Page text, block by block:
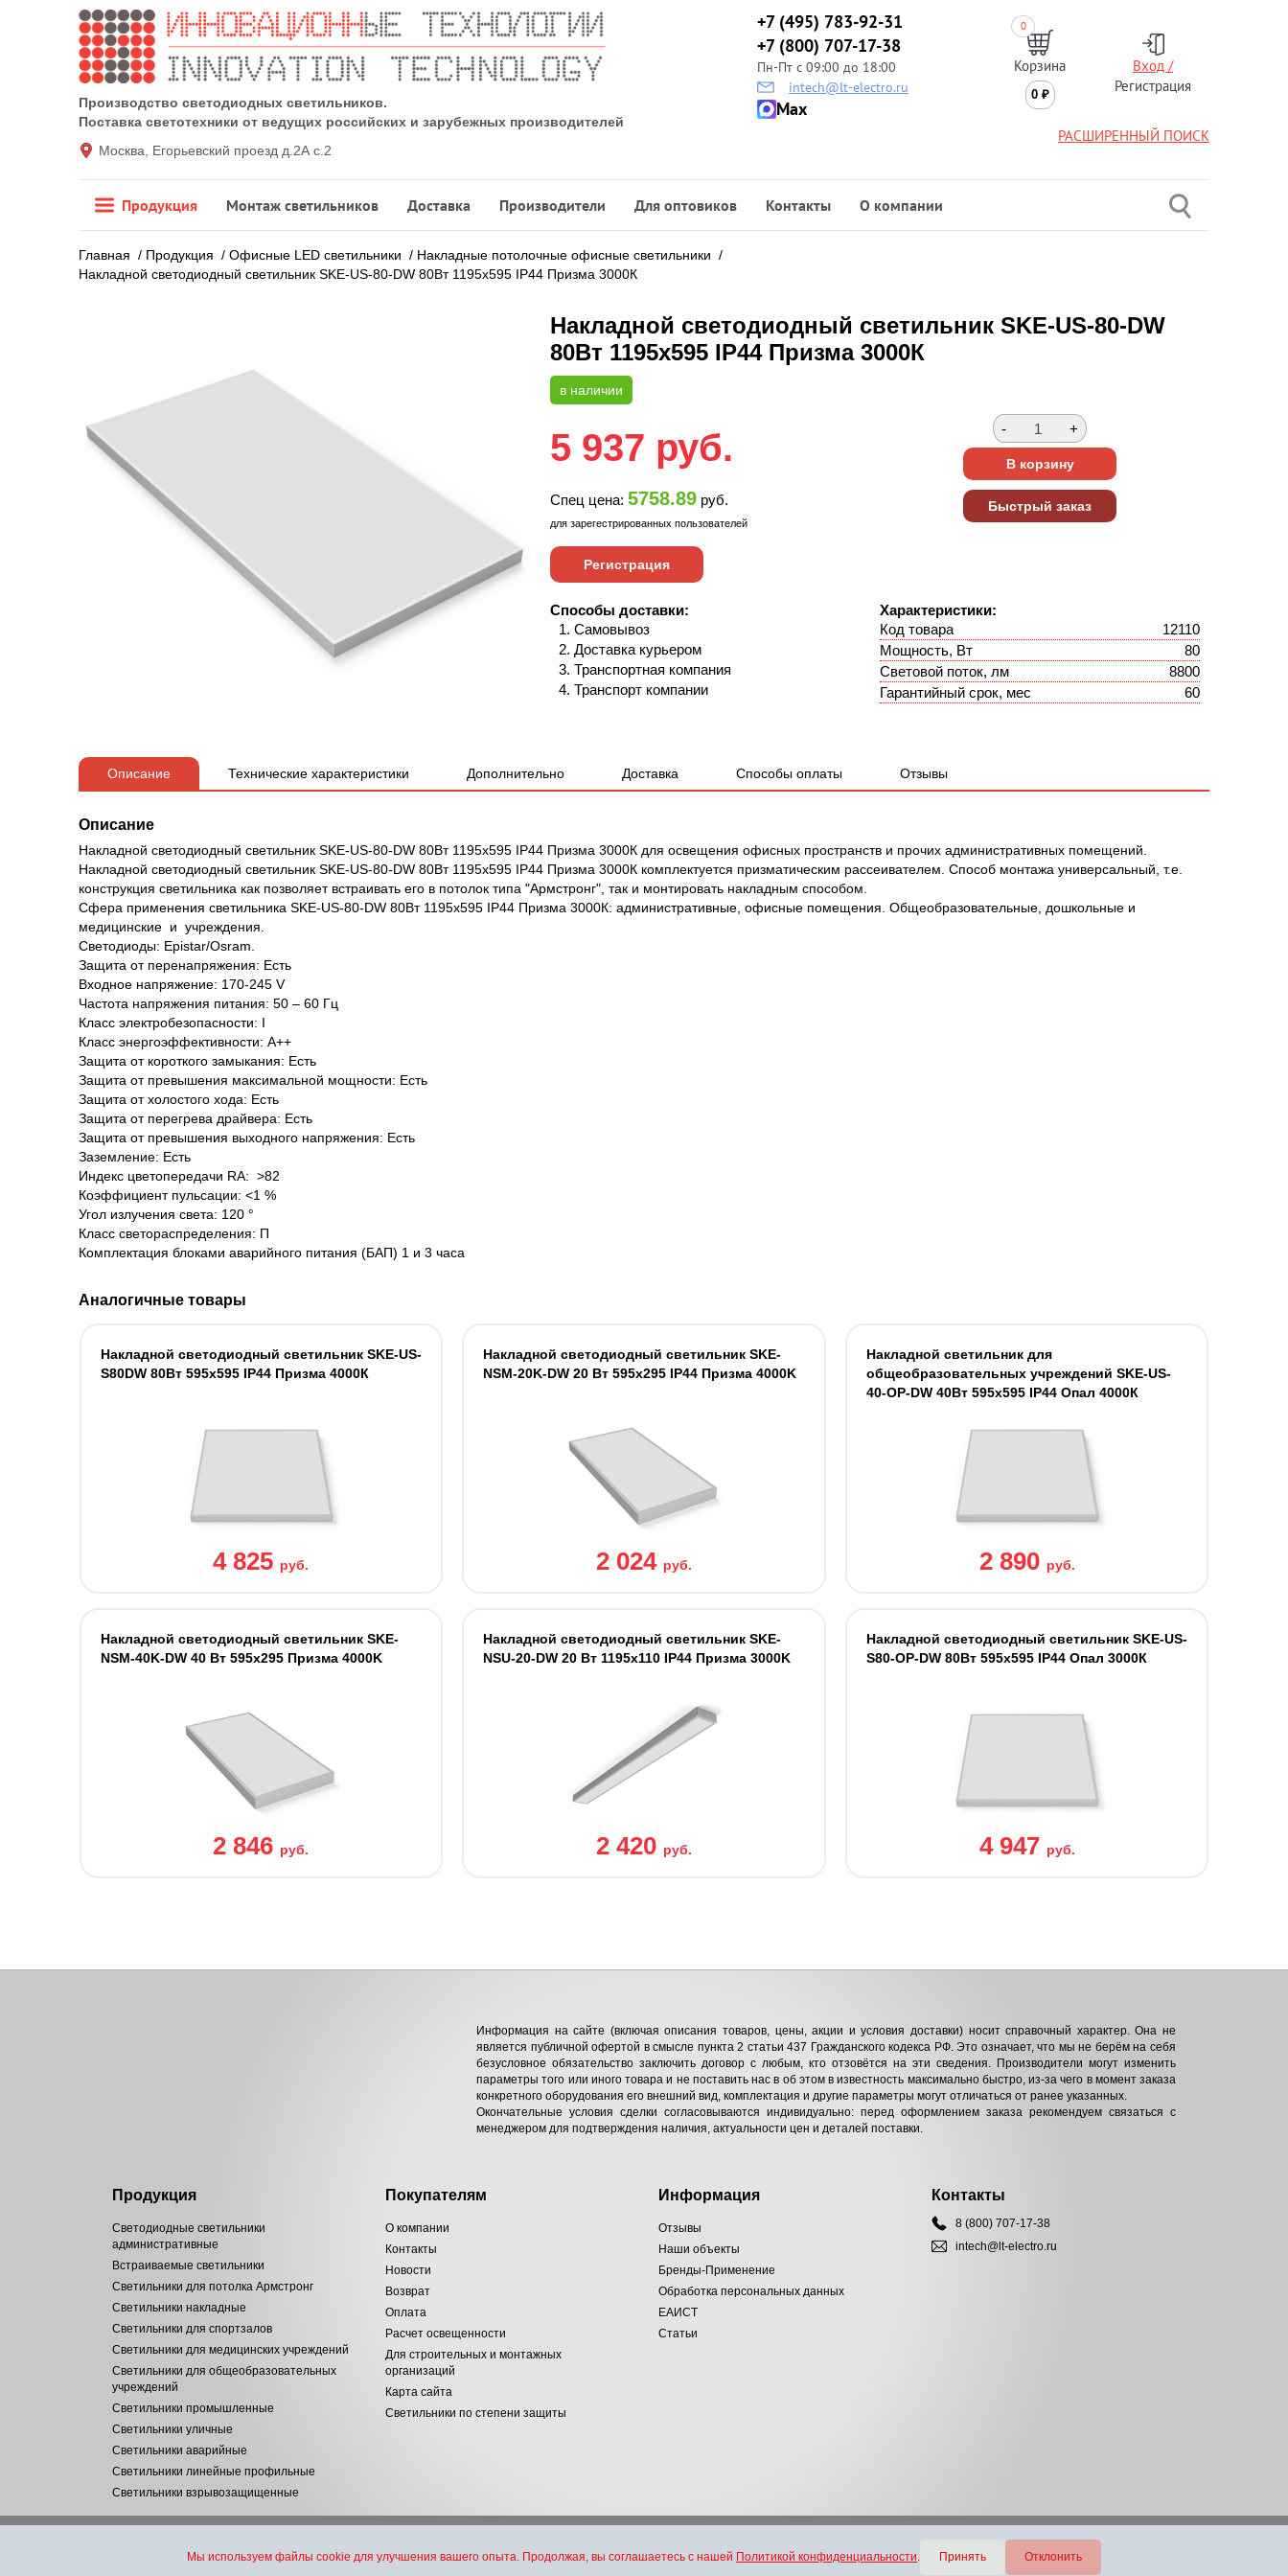
Производство светодиодных светильников.
Поставка светотехники от ведущих российских и зарубежных производителей
Москва, Егорьевский проезд д.2А с.2
+7 (495) 783-92-31
+7 (800) 707-17-38
Пн-Пт с 09:00 до 18:00
intech@lt-electro.ru
Max
0
Корзина
0 ₽
Вход /
Регистрация
РАСШИРЕННЫЙ ПОИСК
Продукция Монтаж светильников Доставка Производители Для оптовиков Контакты О компании
Главная / Продукция / Офисные LED светильники / Накладные потолочные офисные светильники /
Накладной светодиодный светильник SKE-US-80-DW 80Вт 1195х595 IP44 Призма 3000К
Накладной светодиодный светильник SKE-US-80-DW
80Вт 1195х595 IP44 Призма 3000К
в наличии
5 937 руб.
Спец цена: 5758.89 руб.
для зарегестрированных пользователей
Регистрация
Способы доставки:
Самовывоз
Доставка курьером
Транспортная компания
Транспорт компании
Характеристики:
Код товара
12110
Мощность, Вт
80
Световой поток, лм
8800
Гарантийный срок, мес
60
Описание Технические характеристики Дополнительно Доставка Способы оплаты Отзывы
Описание
Накладной светодиодный светильник SKE-US-80-DW 80Вт 1195х595 IP44 Призма 3000К для освещения офисных пространств и прочих административных помещений.
Накладной светодиодный светильник SKE-US-80-DW 80Вт 1195х595 IP44 Призма 3000К комплектуется призматическим рассеивателем. Способ монтажа универсальный, т.е.
конструкция светильника как позволяет встраивать его в потолок типа "Армстронг", так и монтировать накладным способом.
Сфера применения светильника SKE-US-80-DW 80Вт 1195х595 IP44 Призма 3000К: административные, офисные помещения. Общеобразовательные, дошкольные и
медицинские и учреждения.
Светодиоды: Epistar/Osram.
Защита от перенапряжения: Есть
Входное напряжение: 170-245 V
Частота напряжения питания: 50 – 60 Гц
Класс электробезопасности: I
Класс энергоэффективности: А++
Защита от короткого замыкания: Есть
Защита от превышения максимальной мощности: Есть
Защита от холостого хода: Есть
Защита от перегрева драйвера: Есть
Защита от превышения выходного напряжения: Есть
Заземление: Есть
Индекс цветопередачи RA: >82
Коэффициент пульсации: <1 %
Угол излучения света: 120 °
Класс светораспределения: П
Комплектация блоками аварийного питания (БАП) 1 и 3 часа
Аналогичные товары
Накладной светодиодный светильник SKE-US-
S80DW 80Вт 595x595 IP44 Призма 4000К
4 825 руб.
Накладной светодиодный светильник SKE-
NSM-20K-DW 20 Вт 595x295 IP44 Призма 4000K
2 024 руб.
Накладной светильник для
общеобразовательных учреждений SKE-US-
40-OP-DW 40Вт 595х595 IP44 Опал 4000К
2 890 руб.
Накладной светодиодный светильник SKE-
NSM-40K-DW 40 Вт 595x295 Призма 4000K
2 846 руб.
Накладной светодиодный светильник SKE-
NSU-20-DW 20 Вт 1195x110 IP44 Призма 3000K
2 420 руб.
Накладной светодиодный светильник SKE-US-
S80-OP-DW 80Вт 595x595 IP44 Опал 3000К
4 947 руб.
Информация на сайте (включая описания товаров, цены, акции и условия доставки) носит справочный характер. Она не
является публичной офертой в смысле пункта 2 статьи 437 Гражданского кодекса РФ. Это означает, что мы не берём на себя
безусловное обязательство заключить договор с любым, кто отзовётся на эти сведения. Производители могут изменить
параметры того или иного товара и не поставить нас в об этом в известность максимально быстро, из-за чего в момент заказа
конкретного оборудования его внешний вид, комплектация и другие параметры могут отличаться от ранее указанных.
Окончательные условия сделки согласовываются индивидуально: перед оформлением заказа рекомендуем связаться с
менеджером для подтверждения наличия, актуальности цен и деталей поставки.
Продукция
Светодиодные светильники
административные
Встраиваемые светильники
Светильники для потолка Армстронг
Светильники накладные
Светильники для спортзалов
Светильники для медицинских учреждений
Светильники для общеобразовательных
учреждений
Светильники промышленные
Светильники уличные
Светильники аварийные
Светильники линейные профильные
Светильники взрывозащищенные
Покупателям
О компании
Контакты
Новости
Возврат
Оплата
Расчет освещенности
Для строительных и монтажных
организаций
Карта сайта
Светильники по степени защиты
Информация
Отзывы
Наши объекты
Бренды-Применение
Обработка персональных данных
ЕАИСТ
Статьи
Контакты
8 (800) 707-17-38
intech@lt-electro.ru
Мы используем файлы cookie для улучшения вашего опыта. Продолжая, вы соглашаетесь с нашей Политикой конфиденциальности. Принять Отклонить